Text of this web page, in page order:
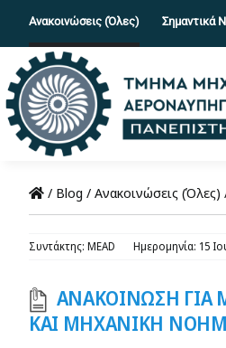
content
Ανακοινώσεις (Όλες) Σημαντικά
/ Blog / Ανακοινώσεις (Όλες)
Συντάκτης: MEAD Ημερομηνία: 15
ΑΝΑΚΟΙΝΩΣΗ ΓΙΑ
ΚΑΙ ΜΗΧΑΝΙΚΗ